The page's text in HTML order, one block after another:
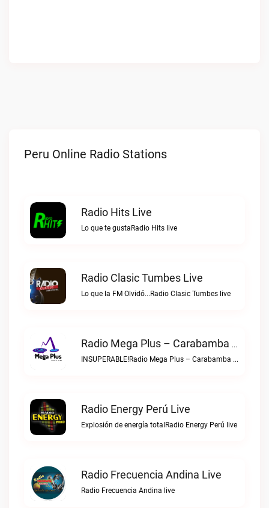
Peru Online Radio Stations
Radio Hits Live
Lo que te gustaRadio Hits live
Radio Clasic Tumbes Live
Lo que la FM Olvidó...Radio Clasic Tumbes live
Radio Mega Plus – Carabamba Live
INSUPERABLE!Radio Mega Plus – Carabamba live
Radio Energy Perú Live
Explosión de energía totalRadio Energy Perú live
Radio Frecuencia Andina Live
Radio Frecuencia Andina live